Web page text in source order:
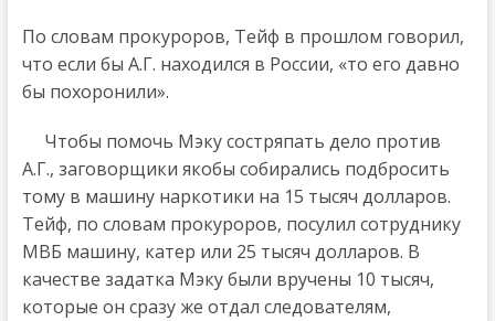
По словам прокуроров, Тейф в прошлом говорил,
что если бы А.Г. находился в России, «то его давно
бы похоронили».
Чтобы помочь Мэку состряпать дело против
А.Г., заговорщики якобы собирались подбросить
тому в машину наркотики на 15 тысяч долларов.
Тейф, по словам прокуроров, посулил сотруднику
МВБ машину, катер или 25 тысяч долларов. В
качестве задатка Мэку были вручены 10 тысяч,
которые он сразу же отдал следователям,